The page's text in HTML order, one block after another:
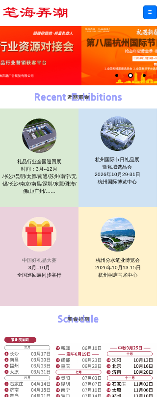
礼品行业全国巡回展
时间：3月--12月
/长沙/昆明/太原/南通/苏州/南宁/无
锡/长沙/南京/南昌/深圳/东莞/珠海/
佛山/广州/……
杭州国际节日礼品展
暨私域选品会
2026年10月29-31日
杭州国际博览中心
中国好礼品大赛
3月--10月
全国巡回展同步举行
杭州分水笔业博览会
2026年10月13-15日
杭州桐庐马术中心